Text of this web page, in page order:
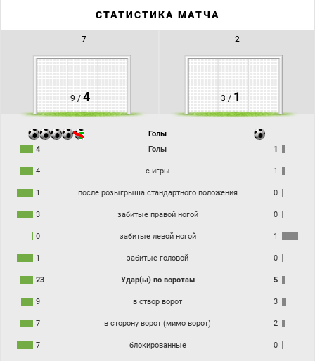
СТАТИСТИКА МАТЧА
7
9 /4
2
3 / 1
Голы
4
Голы 1
4 с игры 1
1 после розыгрыша стандартного положения 0
3 забитые правой ногой 0
0 забитые левой ногой 1
1 забитые головой 0
23 Удар(ы) по воротам 5
9 в створ ворот 3
7 в сторону ворот (мимо ворот) 2
7 блокированные 0